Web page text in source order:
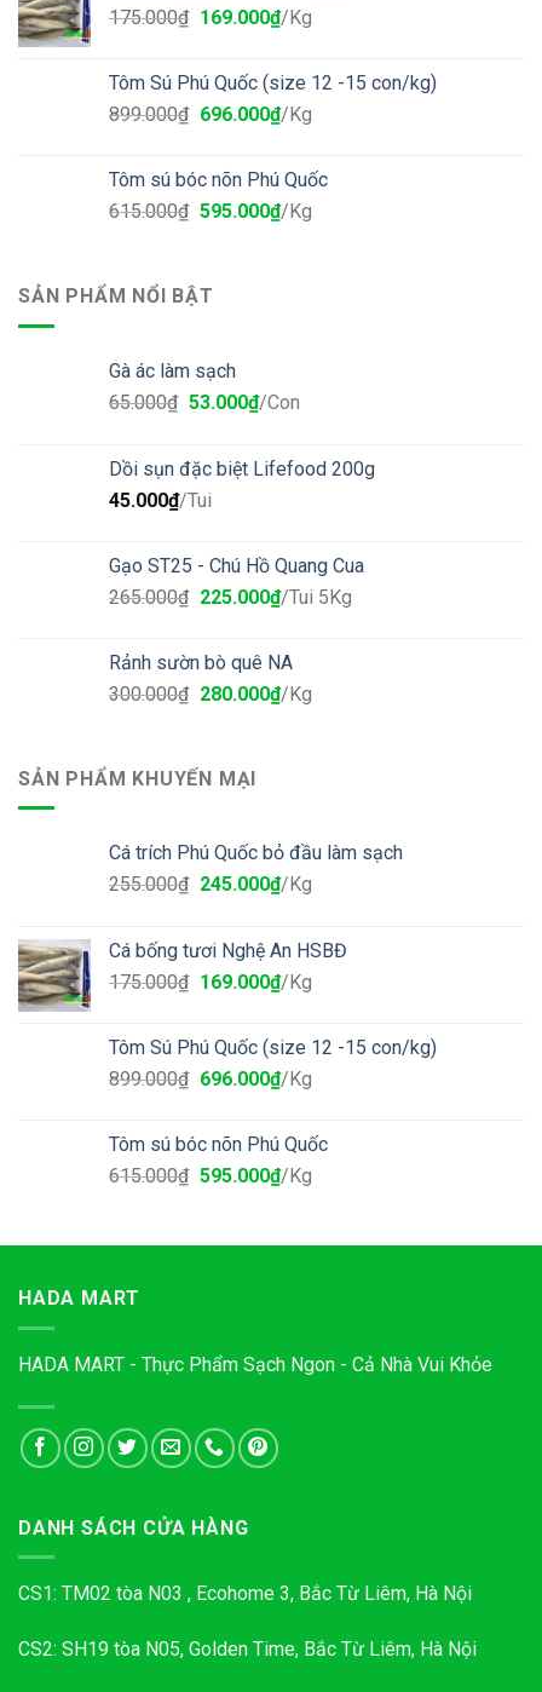
175.000₫ 169.000₫/Kg
Tôm Sú Phú Quốc (size 12 -15 con/kg)
899.000₫ 696.000₫/Kg
Tôm sú bóc nõn Phú Quốc
615.000₫ 595.000₫/Kg
SẢN PHẨM NỔI BẬT
Gà ác làm sạch
65.000₫ 53.000₫/Con
Dồi sụn đặc biệt Lifefood 200g
45.000₫/Tui
Gạo ST25 - Chú Hồ Quang Cua
265.000₫ 225.000₫/Tui 5Kg
Rảnh sườn bò quê NA
300.000₫ 280.000₫/Kg
SẢN PHẨM KHUYẾN MẠI
Cá trích Phú Quốc bỏ đầu làm sạch
255.000₫ 245.000₫/Kg
Cá bống tươi Nghệ An HSBĐ
175.000₫ 169.000₫/Kg
Tôm Sú Phú Quốc (size 12 -15 con/kg)
899.000₫ 696.000₫/Kg
Tôm sú bóc nõn Phú Quốc
615.000₫ 595.000₫/Kg
HADA MART
HADA MART - Thực Phẩm Sạch Ngon - Cả Nhà Vui Khỏe
DANH SÁCH CỬA HÀNG
CS1: TM02 tòa N03 , Ecohome 3, Bắc Từ Liêm, Hà Nội
CS2: SH19 tòa N05, Golden Time, Bắc Từ Liêm, Hà Nội